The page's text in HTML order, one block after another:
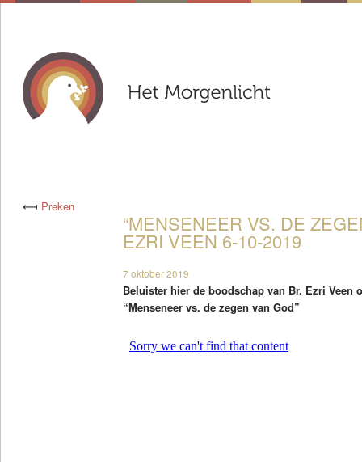
⟻ Preken
“MENSENEER VS. DE
EZRI VEEN 6-10-2019
7 oktober 2019
Beluister hier de boodschap van Br. Ezri Veen
“Menseneer vs. de zegen van God”